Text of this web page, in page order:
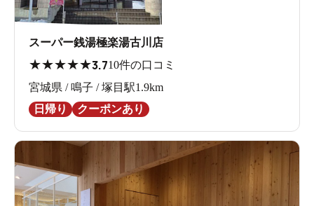
スーパー銭湯極楽湯古川店
★★★★★3.710件の口コミ
宮城県 / 鳴子 / 塚目駅1.9km
日帰り
クーポンあり